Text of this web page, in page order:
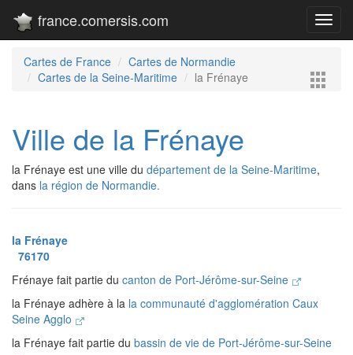
france.comersis.com
Cartes de France
Cartes de Normandie
Cartes de la Seine-Maritime
la Frénaye
Ville de la Frénaye
la Frénaye est une ville du département de la Seine-Maritime,
dans la région de Normandie.
la Frénaye
76170
Frénaye fait partie du canton de Port-Jérôme-sur-Seine
la Frénaye adhère à la la communauté d'agglomération Caux
Seine Agglo
la Frénaye fait partie du bassin de vie de Port-Jérôme-sur-Seine